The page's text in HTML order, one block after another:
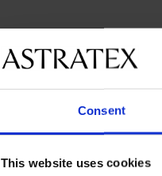
Consent
This website uses cookies